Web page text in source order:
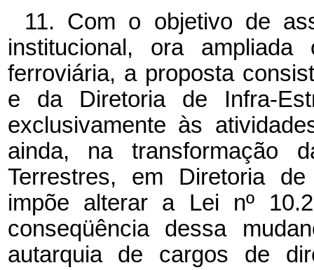
11. Com o objetivo de
institucional, ora
ferroviária, a proposta
e da Diretoria de Infra-
exclusivamente às
ainda, na transformação
Terrestres, em Diretoria
impõe alterar a Lei nº
conseqüência dessa
autarquia de cargos de